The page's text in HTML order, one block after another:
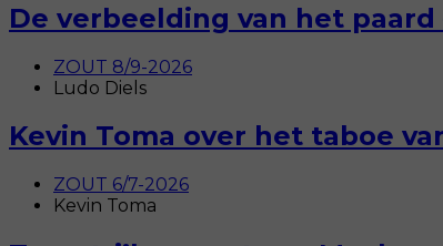
De verbeelding van het
ZOUT 8/9-2026
Ludo Diels
Kevin Toma over het taboe
ZOUT 6/7-2026
Kevin Toma